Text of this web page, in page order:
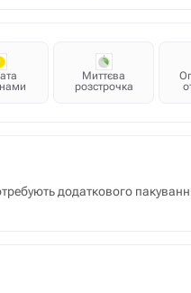
Миттєва
розстрочка
додаткового